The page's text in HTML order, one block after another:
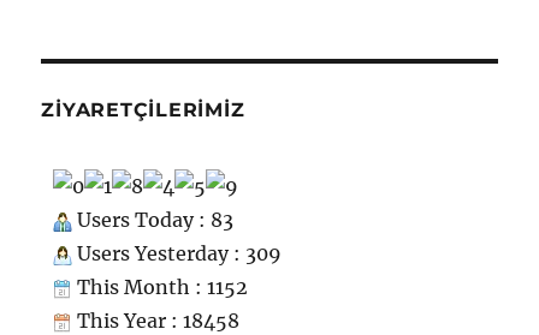
için
ZIYARETÇILERIMIZ
Users Today : 83
Users Yesterday : 309
This Month : 1152
This Year : 18458